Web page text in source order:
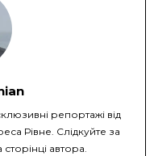
репортажі від
Рівне. Слідкуйте за
автора.